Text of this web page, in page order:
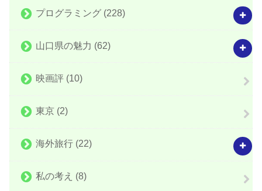
プログラミング (228)
山口県の魅力 (62)
映画評 (10)
東京 (2)
海外旅行 (22)
私の考え (8)